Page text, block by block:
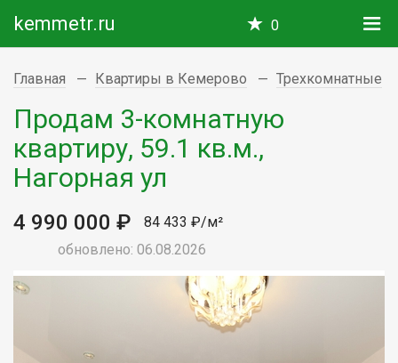
kemmetr.ru 0
Главная Квартиры в Кемерово Трехкомнатные
Продам 3-комнатную
квартиру, 59.1 кв.м.,
Нагорная ул
4 990 000 ₽
84 433 ₽/м²
обновлено: 06.08.2026